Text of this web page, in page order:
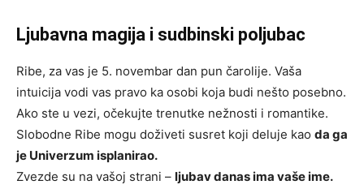
Ljubavna magija i sudbinski poljubac
Ribe, za vas je 5. novembar dan pun čarolije. Vaša
intuicija vodi vas pravo ka osobi koja budi nešto posebno.
Ako ste u vezi, očekujte trenutke nežnosti i romantike.
Slobodne Ribe mogu doživeti susret koji deluje kao da ga
je Univerzum isplanirao.
Zvezde su na vašoj strani – ljubav danas ima vaše ime.